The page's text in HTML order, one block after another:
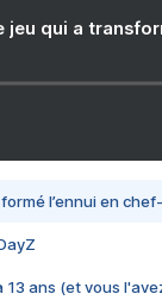
jeu qui a
l’ennui en
13 ans (et vous